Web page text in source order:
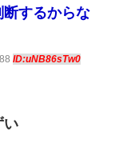
するからな
ID:uNB86sTw0
い